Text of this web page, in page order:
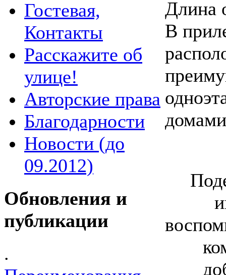
Гостевая,
Контакты
Расскажите об
улице!
Авторские права
Благодарности
Новости (до
09.2012)
Обновления и
публикации
.
Длина
В